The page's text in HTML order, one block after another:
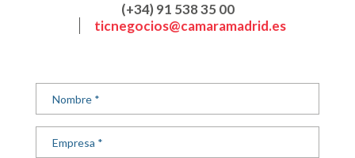
(+34) 91 538 35 00
ticnegocios@camaramadrid.es